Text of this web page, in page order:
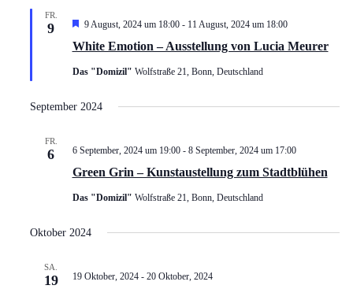
FR.
9
White Emotion – Ausstellung von Lucia Meurer
Hervorgehoben
9 August, 2024 um 18:00- 11 August, 2024 um 18:00
Das "Domizil" Wolfstraße 21, Bonn, Deutschland
September 2024
FR.
6
Green Grin – Kunstaustellung zum Stadtblühen
6 September, 2024 um 19:00- 8 September, 2024 um 17:00
Das "Domizil" Wolfstraße 21, Bonn, Deutschland
Oktober 2024
SA.
19 19 Oktober, 2024- 20 Oktober, 2024